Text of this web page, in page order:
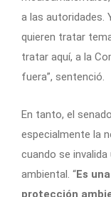
a las autoridades.
quieren tratar
tratar aquí, a la
fuera”, sentenció.
En tanto, el
especialmente la
cuando se
ambiental. “Es
protección